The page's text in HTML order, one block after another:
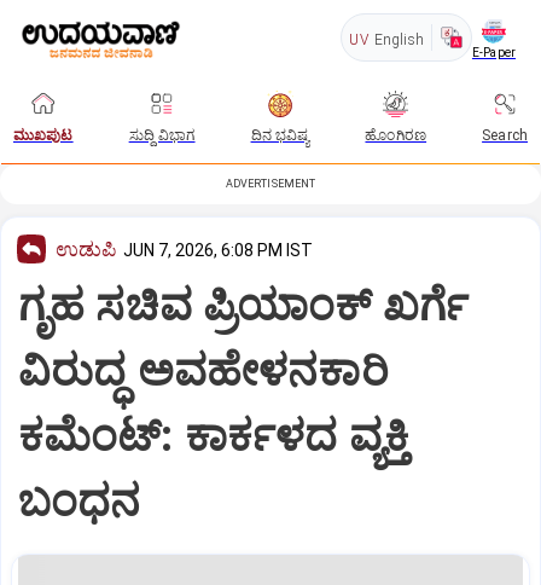
UV English
E-Paper
ಮುಖಪುಟ ಸುದ್ದಿ ವಿಭಾಗ ದಿನ ಭವಿಷ್ಯ ಹೊಂಗಿರಣ Search
ADVERTISEMENT
ಉಡುಪಿ JUN 7, 2026, 6:08 PM IST
ಗೃಹ ಸಚಿವ ಪ್ರಿಯಾಂಕ್ ಖರ್ಗೆ
ವಿರುದ್ಧ ಅವಹೇಳನಕಾರಿ
ಕಮೆಂಟ್: ಕಾರ್ಕಳದ ವ್ಯಕ್ತಿ
ಬಂಧನ